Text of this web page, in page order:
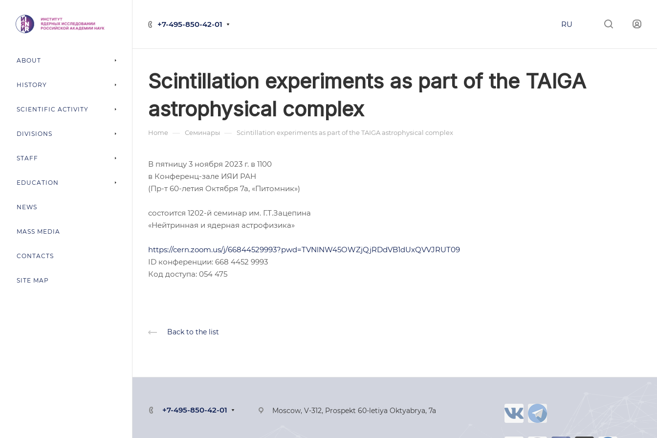
+7-495-850-42-01 RU
ABOUT
HISTORY
SCIENTIFIC ACTIVITY
DIVISIONS
STAFF
EDUCATION
NEWS
MASS MEDIA
CONTACTS
SITE MAP
Scintillation experiments as part of the TAIGA
astrophysical complex
Home — Семинары — Scintillation experiments as part of the TAIGA astrophysical complex
В пятницу 3 ноября 2023 г. в 1100
в Конференц-зале ИЯИ РАН
(Пр-т 60-летия Октября 7а, «Питомник»)
состоится 1202-й семинар им. Г.Т.Зацепина
«Нейтринная и ядерная астрофизика»
https://cern.zoom.us/j/66844529993?pwd=TVNlNW45OWZjQjRDdVB1dUxQVVJRUT09
ID конференции: 668 4452 9993
Код доступа: 054 475
Back to the list
+7-495-850-42-01 Moscow, V-312, Prospekt 60-letiya Oktyabrya, 7a